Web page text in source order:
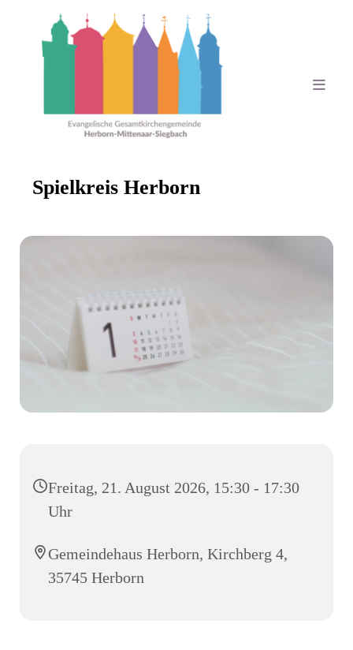
Spielkreis Herborn
Freitag, 21. August 2026, 15:30 - 17:30
Uhr
Gemeindehaus Herborn, Kirchberg 4,
35745 Herborn